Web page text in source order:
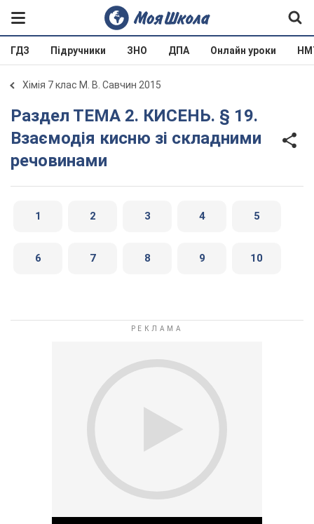
ГДЗ Підручники ЗНО ДПА Онлайн уроки
Хімія 7 клас М. В. Савчин 2015
Раздел ТЕМА 2. КИСЕНЬ. § 19.
Взаємодія кисню зі складними
речовинами
1 2 3 4 5
6 7 8 9 10